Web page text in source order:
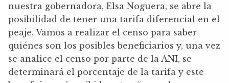
nuestra gobernadora, Elsa Noguera, se abre la
posibilidad de tener una tarifa diferencial en el
peaje. Vamos a realizar el censo para saber
quiénes son los posibles beneficiarios y, una vez
se analice el censo por parte de la ANI, se
determinará el porcentaje de la tarifa y este